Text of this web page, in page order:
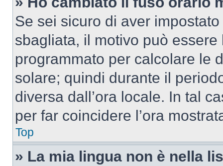
Se sei sicuro di aver
sbagliata, il motivo può essere
programmato per calcolare le
solare; quindi durante il
diversa dall’ora locale. In tal
per far coincidere l’ora
Top
» La mia lingua non è nella